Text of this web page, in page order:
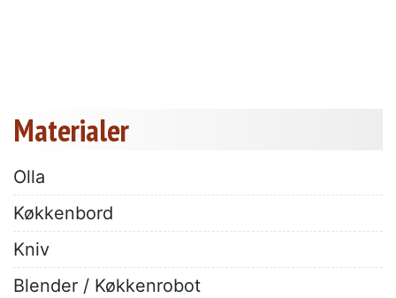
Materialer
Olla
Køkkenbord
Kniv
Blender / Køkkenrobot